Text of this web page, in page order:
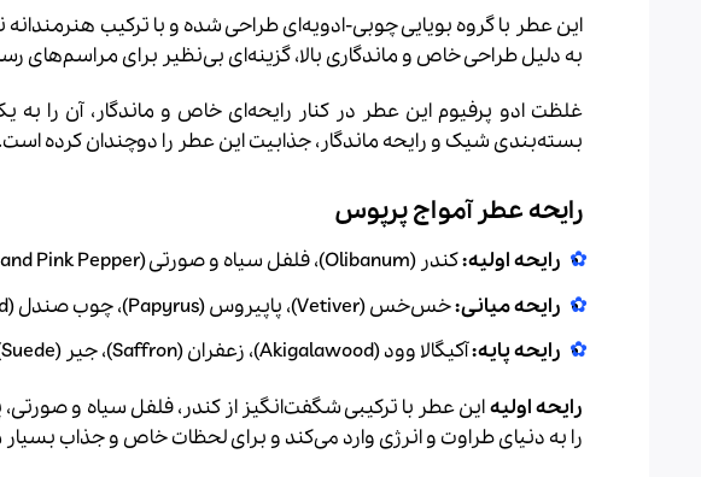
این عطر با گروه بویایی چوبی-ادویه‌ای طراحی شده و با ترکیب
به دلیل طراحی خاص و ماندگاری بالا، گزینه‌ای بی‌نظیر برای مراسم‌های
غلظت ادو پرفیوم این عطر در کنار رایحه‌ای خاص و ماندگار، آن را
بسته‌بندی شیک و رایحه ماندگار، جذابیت این عطر را دوچندان کرده است.
رایحه عطر آمواج پرپوس
رایحه اولیه:کندر (Olibanum)، فلفل سیاه و صورتی (Black and Pink Pepper)، پیمیِنتو (Pimento)، ترنج (Bergamot)
رایحه میانی:خس‌خس (Vetiver)، پاپیروس (Papyrus)، چوب صندل (Sandalwood)، رز (Rose)
رایحه پایه:آکیگالا وود (Akigalawood)، زعفران (Saffron)، جیر (Suede)، میستیکال (Mystikal)
رایحه اولیهاین عطر با ترکیبی شگفت‌انگیز از کندر، فلفل سیاه و
را به دنیای طراوت و انرژی وارد می‌کند و برای لحظات خاص و جذاب